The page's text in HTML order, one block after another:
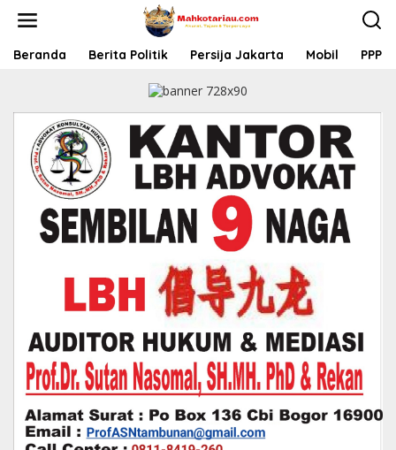
Beranda Berita Politik Persija Jakarta Mobil PPP